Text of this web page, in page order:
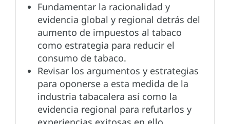
Fundamentar la racionalidad y
evidencia global y regional detrás del
aumento de impuestos al tabaco
como estrategia para reducir el
consumo de tabaco.
Revisar los argumentos y estrategias
para oponerse a esta medida de la
industria tabacalera así como la
evidencia regional para refutarlos y